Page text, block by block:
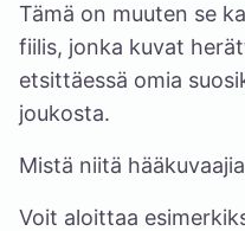
Tämä on muuten se
fiilis, jonka kuvat
etsittäessä omia
joukosta.
Mistä niitä
Voit aloittaa